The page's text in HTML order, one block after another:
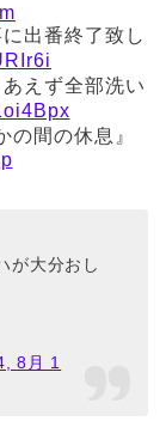
出番終了致し
えず全部洗い
の間の休息』
が大分おし
8月 1